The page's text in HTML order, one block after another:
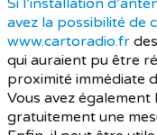
Si l’installation
avez la possibilité de
www.cartoradio.fr
qui auraient pu être
proximité immédiate
Vous avez
gratuitement une